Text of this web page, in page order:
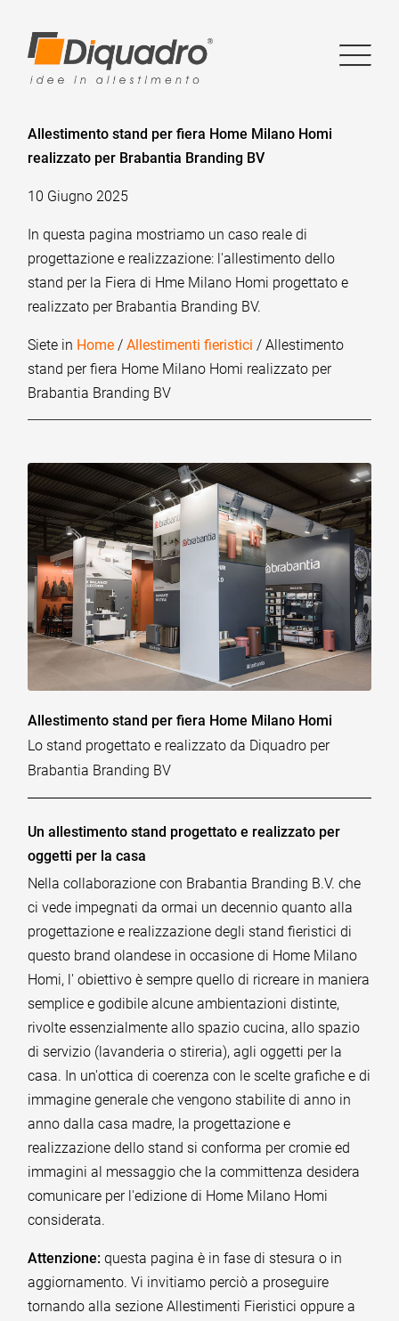
Allestimento stand per fiera Home Milano Homi
realizzato per Brabantia Branding BV
10 Giugno 2025
In questa pagina mostriamo un caso reale di
progettazione e realizzazione: l'allestimento dello
stand per la Fiera di Hme Milano Homi progettato e
realizzato per Brabantia Branding BV.
Siete in Home /Allestimenti fieristici / Allestimento
stand per fiera Home Milano Homi realizzato per
Brabantia Branding BV
Allestimento stand per fiera Home Milano Homi
Lo stand progettato e realizzato da Diquadro per
Brabantia Branding BV
Un allestimento stand progettato e realizzato per
oggetti per la casa
Nella collaborazione con Brabantia Branding B.V. che
ci vede impegnati da ormai un decennio quanto alla
progettazione e realizzazione degli stand fieristici di
questo brand olandese in occasione di Home Milano
Homi, l' obiettivo è sempre quello di ricreare in maniera
semplice e godibile alcune ambientazioni distinte,
rivolte essenzialmente allo spazio cucina, allo spazio
di servizio (lavanderia o stireria), agli oggetti per la
casa. In un'ottica di coerenza con le scelte grafiche e di
immagine generale che vengono stabilite di anno in
anno dalla casa madre, la progettazione e
realizzazione dello stand si conforma per cromie ed
immagini al messaggio che la committenza desidera
comunicare per l'edizione di Home Milano Homi
considerata.
Attenzione: questa pagina è in fase di stesura o in
aggiornamento. Vi invitiamo perciò a proseguire
tornando alla sezione Allestimenti Fieristici oppure a